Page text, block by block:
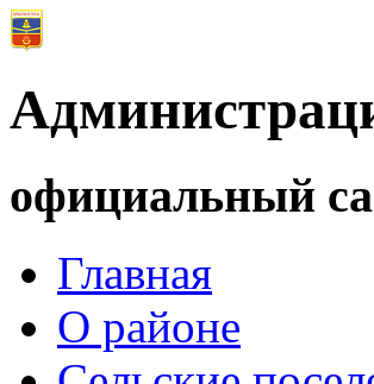
официальный
Главная
О районе